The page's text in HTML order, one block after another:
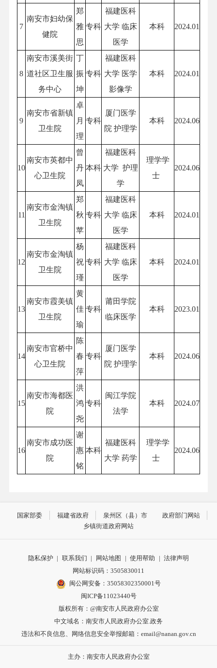
7
南安市妇幼保
健院
郑
雅
思
专科
福建医科
大学 临床
医学
本科 2024.01
8
南安市溪美街
道社区卫生服
务中心
丁
振
坤
专科
福建医科
大学 医学
影像学
本科 2024.01
9
南安市省新镇
卫生院
卓
月
理
专科
厦门医学
院 护理学
本科 2024.06
10
南安市英都中
心卫生院
曾
丹
凤
本科
福建医科
大学 护理
学
理学学
士
2024.06
11
南安市金淘镇
卫生院
郑
秋
苹
专科
福建医科
大学 临床
医学
本科 2024.01
12
南安市金淘镇
卫生院
杨
祝
瑾
专科
福建医科
大学 临床
医学
本科 2024.01
13
南安市霞美镇
卫生院
黄
佳
瑜
专科
莆田学院
临床医学
本科 2023.01
14
南安市官桥中
心卫生院
陈
春
萍
专科
厦门医学
院 护理学
本科 2024.06
15
南安市海都医
院
洪
鸿
尧
专科
闽江学院
法学
本科 2024.07
16
南安市成功医
院
谢
惠
铭
本科
福建医科
大学 药学
理学学
士
2024.06
国家部委 福建省政府 泉州区（县）市
政府部门网站
乡镇街道政府网站
隐私保护 | 联系我们 | 网站地图 | 使用帮助 | 法律声明
网站标识码：3505830011
闽公网安备：35058302350001号
闽ICP备11023440号
版权所有：@南安市人民政府办公室
中文域名：南安市人民政府办公室.政务
违法和不良信息、网络信息安全举报邮箱：email@nanan.gov.cn
主办：南安市人民政府办公室